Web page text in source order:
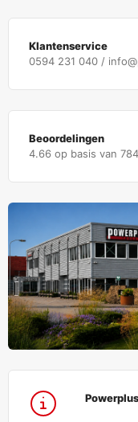
Klantenservice
0594 231 040 /
Beoordelingen
4.66 op basis van